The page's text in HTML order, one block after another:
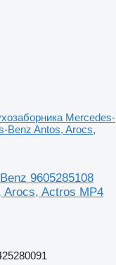
Mercedes-
Benz Antos, Arocs,
9605285108
Arocs, Actros MP4